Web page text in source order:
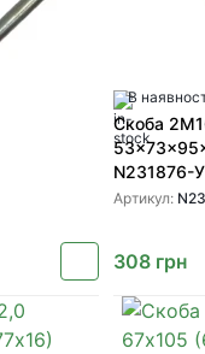
В
Скоба
N231876-У
Артикул:
308 грн